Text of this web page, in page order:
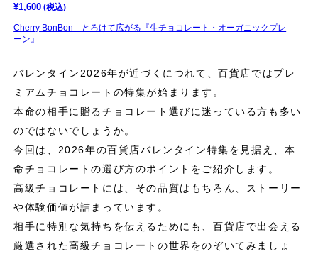
¥1,600 (税込)
Cherry BonBon とろけて広がる『生チョコレート・オーガニックプレ
ーン』
バレンタイン2026年が近づくにつれて、百貨店ではプレ
ミアムチョコレートの特集が始まります。
本命の相手に贈るチョコレート選びに迷っている方も多い
のではないでしょうか。
今回は、2026年の百貨店バレンタイン特集を見据え、本
命チョコレートの選び方のポイントをご紹介します。
高級チョコレートには、その品質はもちろん、ストーリー
や体験価値が詰まっています。
相手に特別な気持ちを伝えるためにも、百貨店で出会える
厳選された高級チョコレートの世界をのぞいてみましょ